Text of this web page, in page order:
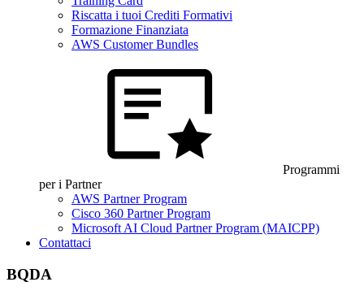
Riscatta i tuoi Crediti Formativi
Formazione Finanziata
AWS Customer Bundles
Programmi
per i Partner
AWS Partner Program
Cisco 360 Partner Program
Microsoft AI Cloud Partner Program (MAICPP)
Contattaci
BQDA